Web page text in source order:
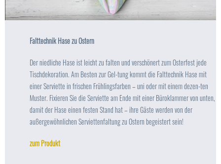
Falttechnik Hase zu Ostern
Der niedliche Hase ist leicht zu falten und verschönert zum Osterfest jede
Tischdekoration. Am Besten zur Gel-tung kommt die Falttechnik Hase mit
einer Serviette in frischen Frühlingsfarben – uni oder mit einem dezen-ten
Muster. Fixieren Sie die Serviette am Ende mit einer Büroklammer von unten,
damit der Hase einen festen Stand hat – ihre Gäste werden von der
außergewöhnlichen Serviettenfaltung zu Ostern begeistert sein!
zum Produkt